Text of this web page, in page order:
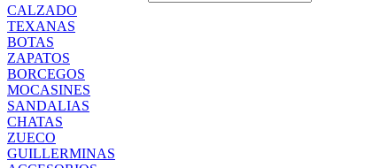
CALZADO
TEXANAS
BOTAS
ZAPATOS
BORCEGOS
MOCASINES
SANDALIAS
CHATAS
ZUECO
GUILLERMINAS